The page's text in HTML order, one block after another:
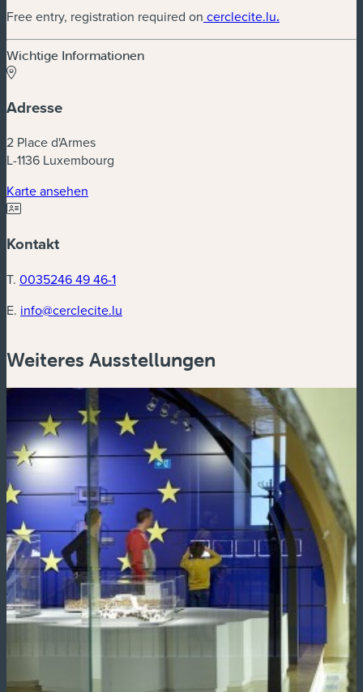
Free entry, registration required on cerclecite.lu.
Wichtige Informationen
Adresse
2 Place d'Armes
L-1136 Luxembourg
Karte ansehen
Kontakt
T. 0035246 49 46-1
E. info@cerclecite.lu
Weiteres Ausstellungen